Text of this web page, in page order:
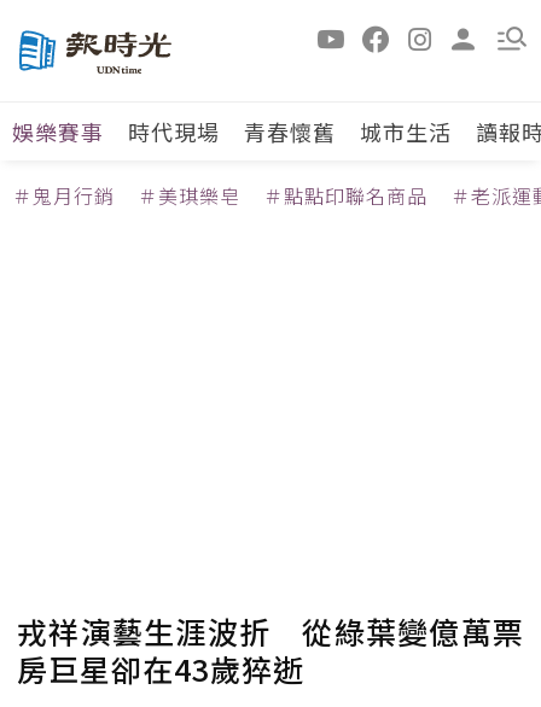
娛樂賽事 時代現場 青春懷舊 城市生活 讀報
＃鬼月行銷 ＃美琪樂皂 ＃點點印聯名商品 ＃老派運
戎祥演藝生涯波折 從綠葉變億萬票
房巨星卻在43歲猝逝